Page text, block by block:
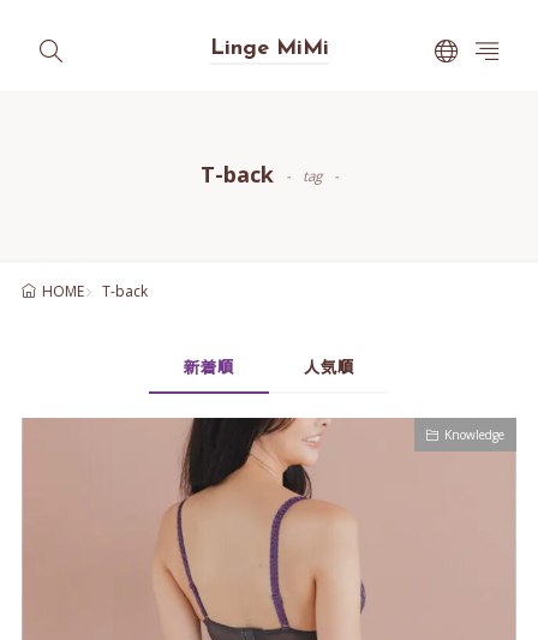
Linge MiMi
T-back tag
HOME T-back
新着順 人気順
Knowledge